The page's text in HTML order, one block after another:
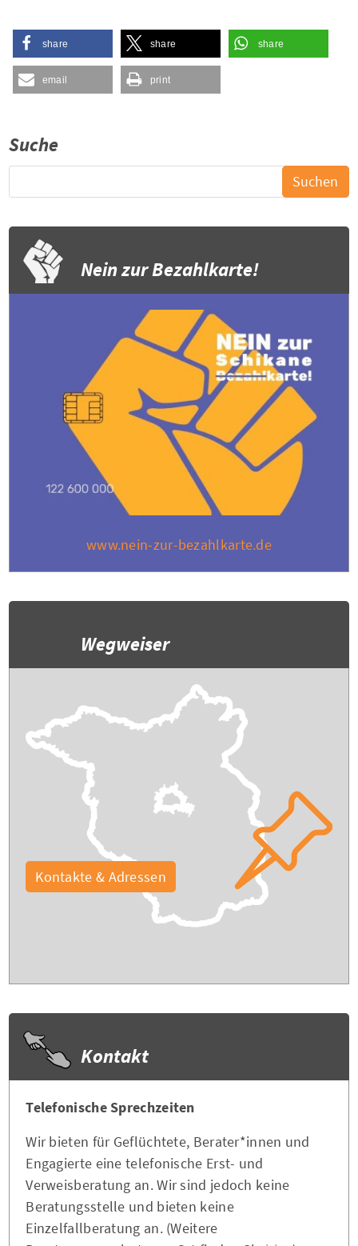
share share share
email print
Suche
Nein zur Bezahlkarte!
www.nein-zur-bezahlkarte.de
Wegweiser
Kontakte & Adressen
Kontakt
Telefonische Sprechzeiten
Wir bieten für Geflüchtete, Berater*innen und
Engagierte eine telefonische Erst- und
Verweisberatung an. Wir sind jedoch keine
Beratungsstelle und bieten keine
Einzelfallberatung an. (Weitere